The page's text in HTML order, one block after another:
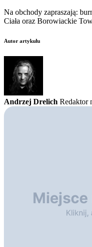
Na obchody zapraszają:
Ciała oraz Borowiackie
Autor artykułu
Andrzej Drelich Redaktor